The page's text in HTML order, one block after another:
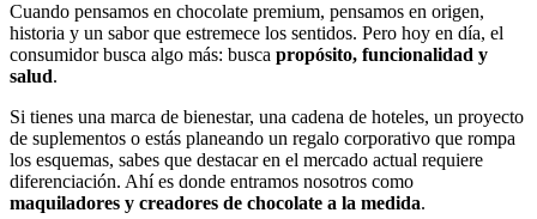
Cuando pensamos en chocolate premium, pensamos en origen,
historia y un sabor que estremece los sentidos. Pero hoy en día, el
consumidor busca algo más: busca propósito, funcionalidad y
salud.
Si tienes una marca de bienestar, una cadena de hoteles, un proyecto
de suplementos o estás planeando un regalo corporativo que rompa
los esquemas, sabes que destacar en el mercado actual requiere
diferenciación. Ahí es donde entramos nosotros como
maquiladores y creadores de chocolate a la medida.